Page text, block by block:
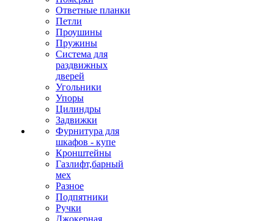
Ответные планки
Петли
Проушины
Пружины
Система для
раздвижных
дверей
Угольники
Упоры
Цилиндры
Задвижки
Фурнитура для
шкафов - купе
Кронштейны
Газлифт,барный
мех
Разное
Подпятники
Ручки
Джокерная